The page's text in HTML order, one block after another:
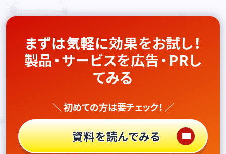
まずは気軽に効果をお試し！
製品・サービスを広告・PRし
てみる
＼ 初めての方は要チェック！ ／
資料を読んでみる